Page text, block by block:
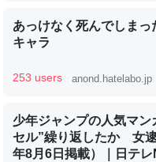
の600分の1程度。
─ニュース :: 【研究発表】昆
論文では「淡水はカルシ
あっけなく死んでしま
キャラ
253 users anond.hatelabo.jp
少年ジャンプの人気マ
セル”繰り返したか 女
年8月6日掲載）｜日テレ